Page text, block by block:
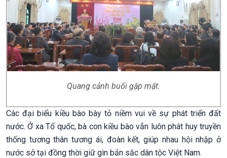
Quang cảnh buổi gặp mặt.
Các đại biểu kiều bào bày tỏ niềm vui về sự phát triển đất
nước. Ở xa Tổ quốc, bà con kiều bào vẫn luôn phát huy truyền
thống tương thân tương ái, đoàn kết, giúp nhau hội nhập ở
nước sở tại đồng thời giữ gìn bản sắc dân tộc Việt Nam.